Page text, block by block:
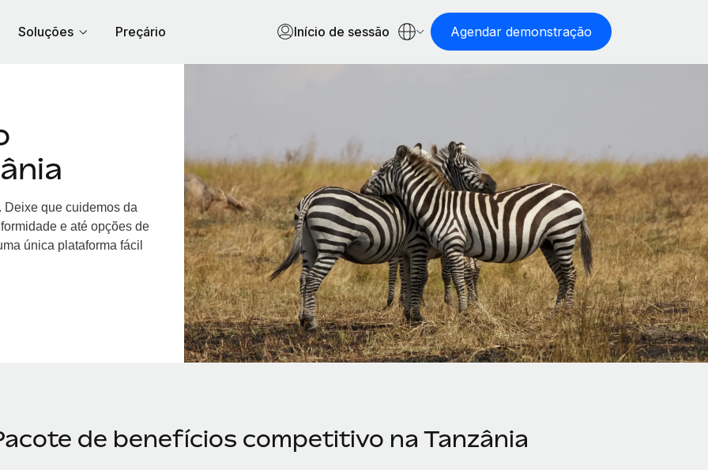
Soluções Preçário Início de sessão Agendar demonstração
Deixe que cuidemos da
e até opções de
única plataforma fácil
de benefícios competitivo na Tanzânia